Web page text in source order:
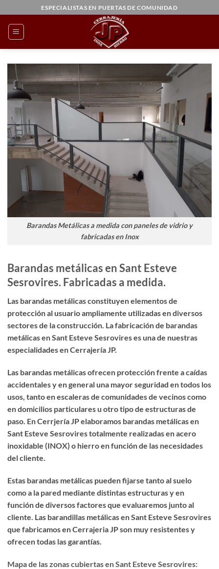
al
contenido
ESPECIALISTAS EN PUERTAS DE COMUNIDAD
Barandas Metálicas a medida con paneles de vidrio y
fabricadas en Inox
Barandas metálicas en Sant Esteve
Sesrovires. Fabricadas a medida.
Las barandas metálicas constituyen elementos de
protección al usuario ampliamente utilizadas en diversos
sectores de la construcción. Lafabricación de barandas
metálicas en Sant Esteve Sesrovireses una de nuestras
especialidades en Cerrajería JP.
Las barandas metálicas ofrecen protección frente a caídas
accidentales y en general una mayor seguridad en todos los
usos, tanto en escaleras de comunidades de vecinos como
en domicilios particulares u otro tipo de estructuras de
paso. En Cerrjería JP elaboramos barandas metálicasen
Sant Esteve Sesrovires totalmente realizadas en acero
inoxidable (INOX) o hierro en función de las necesidades
del cliente.
Estas barandas metálicas pueden fijarse tanto al suelo
como a la pared mediante distintas estructuras y en
función de diversos factores que evaluaremos junto al
cliente. Las barandillas metálicas en Sant Esteve Sesrovires
que fabricamos en Cerrajeria JP son muy resistentes y
ofrecen todas las garantías.
Mapa de las zonas cubiertas en Sant Esteve Sesrovires: